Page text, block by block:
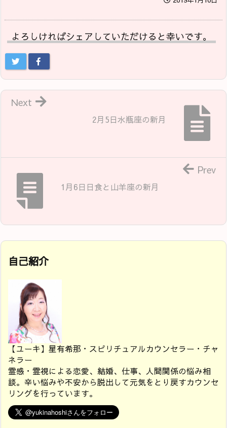
よろしければシェアしていただけると幸いです。
2月5日水瓶座の新月
Next
1月6日日食と山羊座の新月
Prev
自己紹介
【ユーキ】星有希那・スピリチュアルカウンセラー・チャ
ネラー
霊感・霊視による恋愛、結婚、仕事、人間関係の悩み相
談。辛い悩みや不安から脱出して元気をとり戻すカウンセ
リングを行っています。